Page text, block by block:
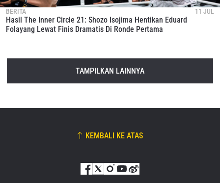
BERITA 11 JUL
Hasil The Inner Circle 21: Shozo Isojima Hentikan Eduard
Folayang Lewat Finis Dramatis Di Ronde Pertama
TAMPILKAN LAINNYA
KEMBALI KE ATAS